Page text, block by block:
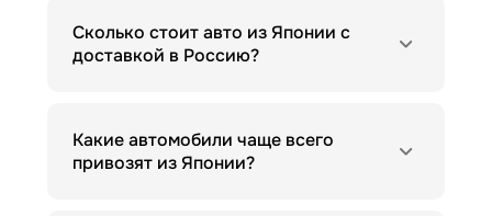
Сколько стоит авто из Японии с
доставкой в Россию?
Какие автомобили чаще всего
привозят из Японии?